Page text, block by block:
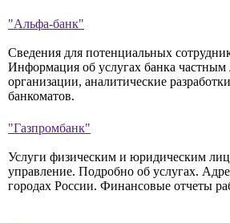
"Альфа-банк"
Сведения для потенциальных
Информация об услугах банка
организации, аналитические
банкоматов.
"Газпромбанк"
Услуги физическим и юридическим
управление. Подробно об услугах.
городах России. Финансовые отчеты